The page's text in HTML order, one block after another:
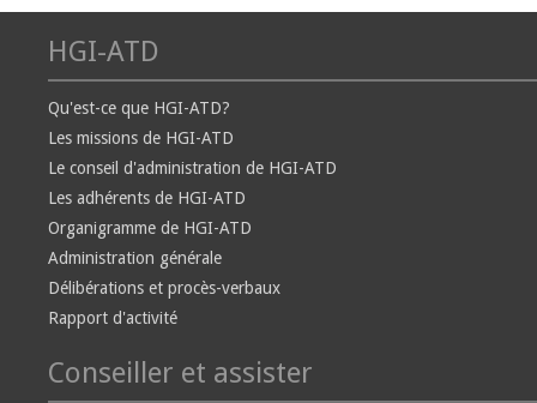
HGI-ATD
Qu'est-ce que HGI-ATD?
Les missions de HGI-ATD
Le conseil d'administration de HGI-ATD
Les adhérents de HGI-ATD
Organigramme de HGI-ATD
Administration générale
Délibérations et procès-verbaux
Rapport d'activité
Conseiller et assister